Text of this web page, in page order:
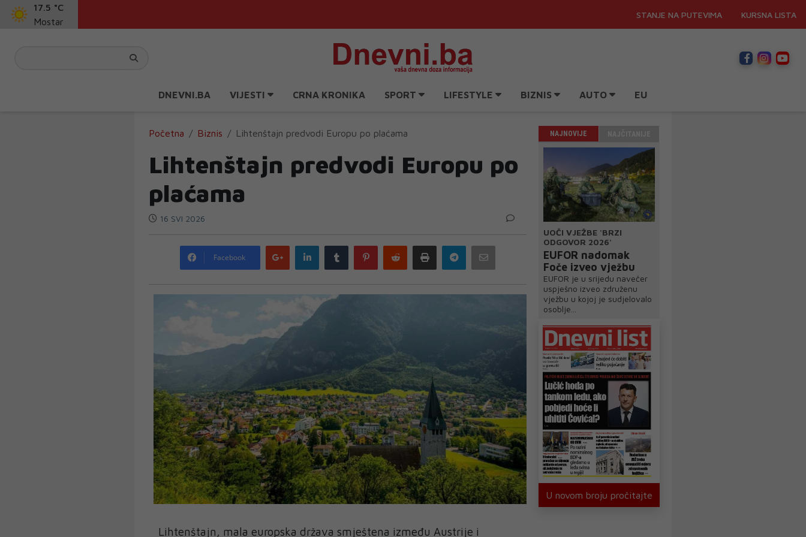
17.5 °C
Mostar
STANJE NA PUTEVIMA KURSNA LISTA
DNEVNI.BA VIJESTI CRNA KRONIKA SPORT LIFESTYLE BIZNIS AUTO EU
Početna Biznis Lihtenštajn predvodi Europu po plaćama
Lihtenštajn predvodi Europu po
plaćama
16 SVI 2026
Facebook
Google
plus
LinkedIn Tumblr PinterestReddit Print Telegram
Lihtenštajn, mala europska država smještena između Austrije i
NAJNOVIJE
UOČI VJEŽBE 'BRZI
ODGOVOR 2026'
EUFOR nadomak
Foče izveo vježbu
EUFOR je u srijedu navečer
uspješno izveo združenu
vježbu u kojoj je sudjelovalo
osoblje...
U novom broju pročitajte